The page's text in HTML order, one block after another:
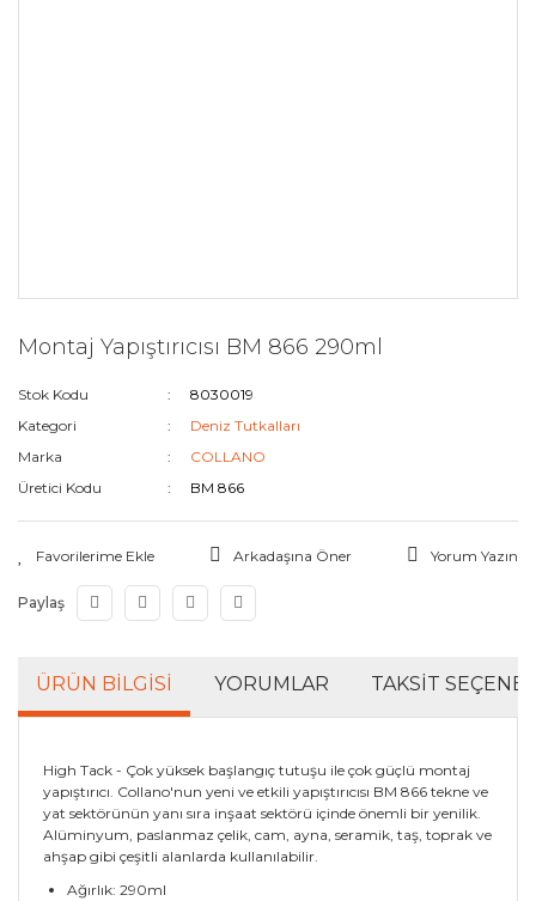
Montaj Yapıştırıcısı BM 866 290ml
Stok Kodu
8030019
Kategori
Deniz Tutkalları
Marka
COLLANO
Üretici Kodu
BM 866
Arkadaşına Öner Yorum Yazın
Paylaş
ÜRÜN BILGISI YORUMLAR TAKSIT
High Tack - Çok yüksek başlangıç tutuşu ile çok güçlü montaj
yapıştırıcı. Collano'nun yeni ve etkili yapıştırıcısı BM 866 tekne ve
yat sektörünün yanı sıra inşaat sektörü içinde önemli bir yenilik.
Alüminyum, paslanmaz çelik, cam, ayna, seramik, taş, toprak ve
ahşap gibi çeşitli alanlarda kullanılabilir.
Ağırlık: 290ml